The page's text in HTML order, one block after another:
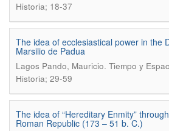
Historia; 18-37
The idea of ecclesiastical power in the
Marsilio de Padua
Lagos Pando, Mauricio. Tiempo y
Historia; 29-59
The idea of “Hereditary Enmity”
Roman Republic (173 – 51 b. C.)